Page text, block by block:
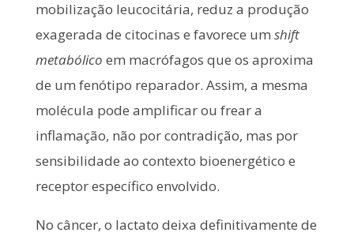
mobilização leucocitária, reduz a produção
exagerada de citocinas e favorece um shift
metabólico em macrófagos que os aproxima
de um fenótipo reparador. Assim, a mesma
molécula pode amplificar ou frear a
inflamação, não por contradição, mas por
sensibilidade ao contexto bioenergético e
receptor específico envolvido.
No câncer, o lactato deixa definitivamente de